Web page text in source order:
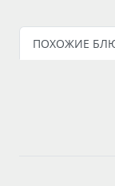
ПОХОЖИЕ